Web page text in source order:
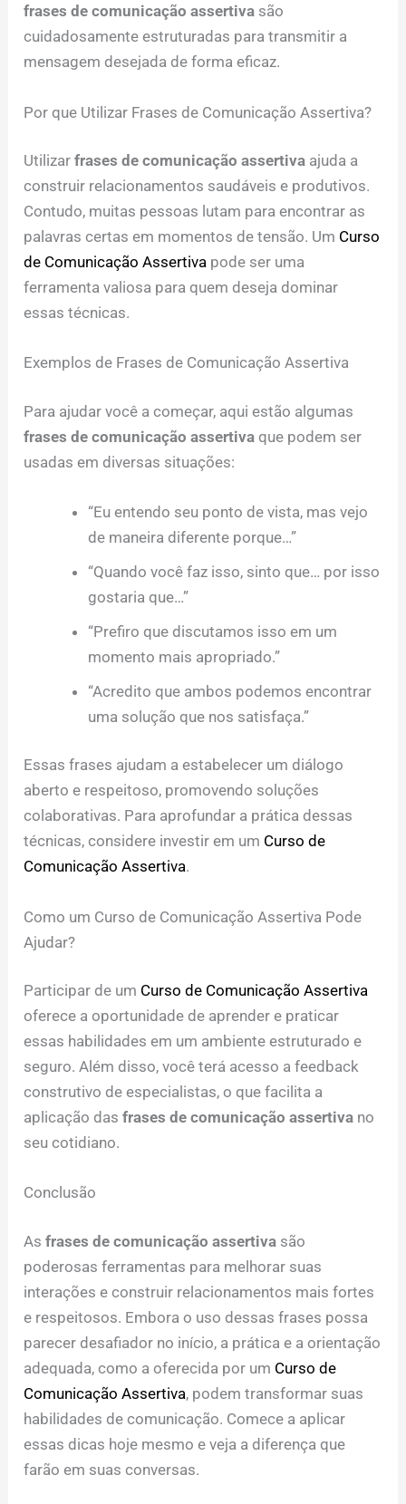
frases de comunicação assertiva são
cuidadosamente estruturadas para transmitir a
mensagem desejada de forma eficaz.
Por que Utilizar Frases de Comunicação Assertiva?
Utilizarfrases de comunicação assertiva ajuda a
construir relacionamentos saudáveis e produtivos.
Contudo, muitas pessoas lutam para encontrar as
palavras certas em momentos de tensão. Um Curso
de Comunicação Assertiva pode ser uma
ferramenta valiosa para quem deseja dominar
essas técnicas.
Exemplos de Frases de Comunicação Assertiva
Para ajudar você a começar, aqui estão algumas
frases de comunicação assertiva que podem ser
usadas em diversas situações:
“Eu entendo seu ponto de vista, mas vejo
de maneira diferente porque…”
“Quando você faz isso, sinto que… por isso
gostaria que…”
“Prefiro que discutamos isso em um
momento mais apropriado.”
“Acredito que ambos podemos encontrar
uma solução que nos satisfaça.”
Essas frases ajudam a estabelecer um diálogo
aberto e respeitoso, promovendo soluções
colaborativas. Para aprofundar a prática dessas
técnicas, considere investir em um Curso de
Comunicação Assertiva.
Como um Curso de Comunicação Assertiva Pode
Ajudar?
Participar de um Curso de Comunicação Assertiva
oferece a oportunidade de aprender e praticar
essas habilidades em um ambiente estruturado e
seguro. Além disso, você terá acesso a feedback
construtivo de especialistas, o que facilita a
aplicação dasfrases de comunicação assertiva no
seu cotidiano.
Conclusão
Asfrases de comunicação assertiva são
poderosas ferramentas para melhorar suas
interações e construir relacionamentos mais fortes
e respeitosos. Embora o uso dessas frases possa
parecer desafiador no início, a prática e a orientação
adequada, como a oferecida por um Curso de
Comunicação Assertiva, podem transformar suas
habilidades de comunicação. Comece a aplicar
essas dicas hoje mesmo e veja a diferença que
farão em suas conversas.